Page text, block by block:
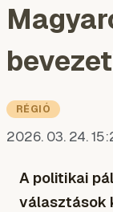
RÉGIÓ
2026. 03. 24.
A politikai
választások